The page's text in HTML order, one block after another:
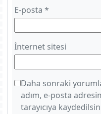
E-posta *
İnternet sitesi
Daha sonraki
adım, e-posta
tarayıcıya